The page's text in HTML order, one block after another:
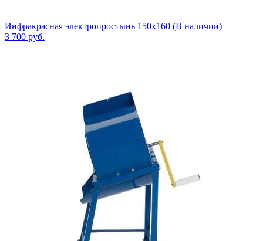
Инфракрасная электропростынь 150x160 (В наличии)
3 700 руб.